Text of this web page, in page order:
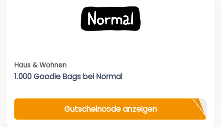
Haus & Wohnen
1.000 Goodie Bags bei Normal
Gutscheincode anzeigen